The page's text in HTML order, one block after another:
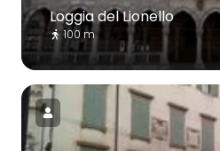
Loggia del Lionello
100 m